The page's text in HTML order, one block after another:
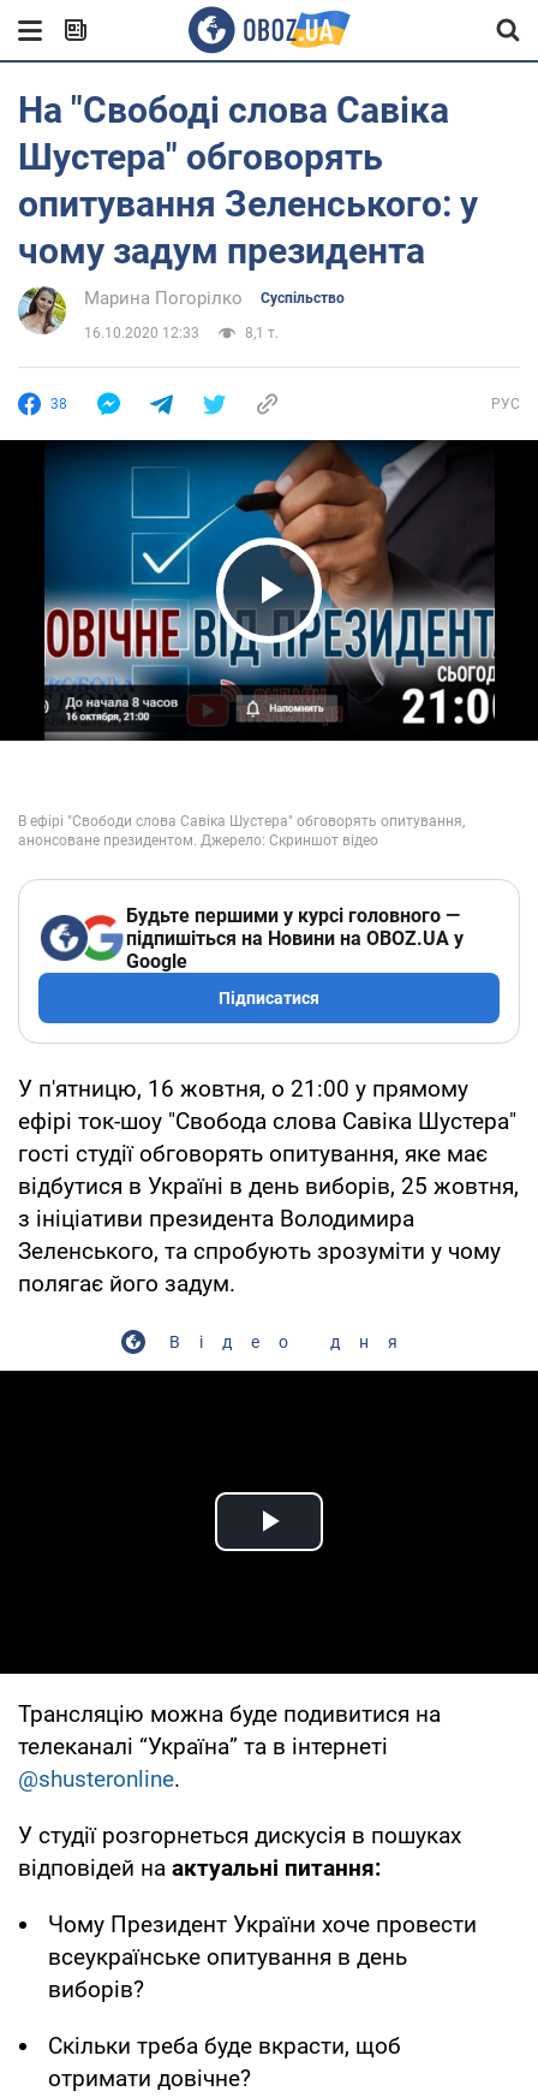
На "Свободі слова Савіка
Шустера" обговорять
опитування Зеленського: у
чому задум президента
Марина Погорілко Суспільство
16.10.2020 12:33 8,1 т.
38 РУС
Play Video
Будьте першими у курсі головного —
підпишіться на Новини на OBOZ.UA у
Google
Підписатися
У п'ятницю, 16 жовтня, о 21:00 у прямому
ефірі ток-шоу "Свобода слова Савіка Шустера"
гості студії обговорять опитування, яке має
відбутися в Україні в день виборів, 25 жовтня,
з ініціативи президента Володимира
Зеленського, та спробують зрозуміти у чому
полягає його задум.
Відео дня
Play Video
Трансляцію можна буде подивитися на
телеканалі “Україна” та в інтернеті
@shusteronline.
У студії розгорнеться дискусія в пошуках
відповідей на актуальні питання:
Чому Президент України хоче провести
всеукраїнське опитування в день
виборів?
Скільки треба буде вкрасти, щоб
отримати довічне?